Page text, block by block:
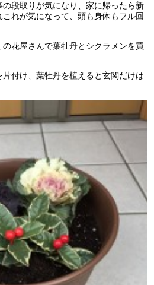
段取りが気になり、家に帰ったら新
れが気になって、頭も身体もフル回
花屋さんで葉牡丹とシクラメンを買
付け、葉牡丹を植えると玄関だけは